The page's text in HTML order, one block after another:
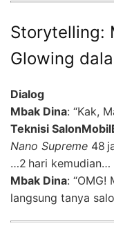
Storytelling:
Glowing
Dialog
Mbak Dina: “Kak,
Teknisi
Nano Supreme 48
…2 hari kemudian…
Mbak Dina: “OMG!
langsung tanya